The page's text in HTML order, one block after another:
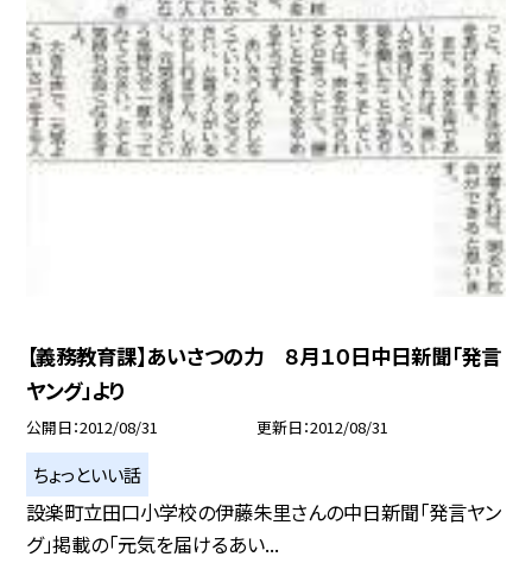
【義務教育課】あいさつの力 ８月１０日中日新聞「発言
ヤング」より
公開日 2012/08/31 更新日 2012/08/31
ちょっといい話
設楽町立田口小学校の伊藤朱里さんの中日新聞「発言ヤン
グ」掲載の「元気を届けるあい...